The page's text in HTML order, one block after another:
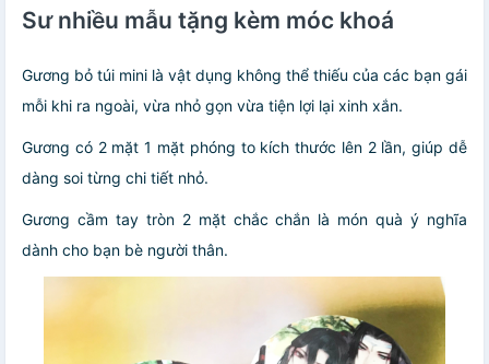
Sư nhiều mẫu tặng kèm móc khoá
Gương bỏ túi mini là vật dụng không thể thiếu của các bạn gái
mỗi khi ra ngoài, vừa nhỏ gọn vừa tiện lợi lại xinh xắn.
Gương có 2 mặt 1 mặt phóng to kích thước lên 2 lần, giúp dễ
dàng soi từng chi tiết nhỏ.
Gương cầm tay tròn 2 mặt chắc chắn là món quà ý nghĩa
dành cho bạn bè người thân.